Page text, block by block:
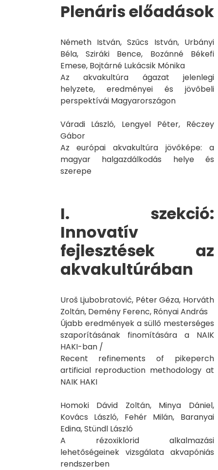
Plenáris előadások
Németh István, Szűcs István, Urbányi
Béla, Sziráki Bence, Bozánné Békefi
Emese, Bojtárné Lukácsik Mónika
Az akvakultúra ágazat jelenlegi
helyzete, eredményei és jövőbeli
perspektívái Magyarországon
Váradi László, Lengyel Péter, Réczey
Gábor
Az európai akvakultúra jövőképe: a
magyar halgazdálkodás helye és
szerepe
I. szekció:
Innovatív
fejlesztések az
akvakultúrában
Uroš Ljubobratović, Péter Géza, Horváth
Zoltán, Demény Ferenc, Rónyai András
Újabb eredmények a süllő mesterséges
szaporításának finomítására a NAIK
HAKI-ban /
Recent refinements of pikeperch
artificial reproduction methodology at
NAIK HAKI
Homoki Dávid Zoltán, Minya Dániel,
Kovács László, Fehér Milán, Baranyai
Edina, Stündl László
A rézoxiklorid alkalmazási
lehetőségeinek vizsgálata akvapóniás
rendszerben